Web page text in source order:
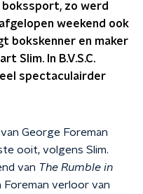
zo werd
weekend ook
bokskenner en maker
Slim. In B.V.S.C.
spectaculairder
George Foreman
ooit, volgens Slim.
van The Rumble in
Foreman verloor van